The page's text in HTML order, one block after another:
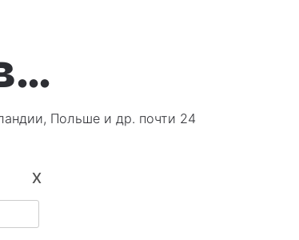
Польше и др. почти 24
X